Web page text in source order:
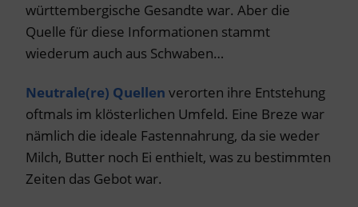
württembergische Gesandte war. Aber die
Quelle für diese Informationen stammt
wiederum auch aus Schwaben…
Neutrale(re) Quellen verorten ihre Entstehung
oftmals im klösterlichen Umfeld. Eine Breze war
nämlich die ideale Fastennahrung, da sie weder
Milch, Butter noch Ei enthielt, was zu bestimmten
Zeiten das Gebot war.